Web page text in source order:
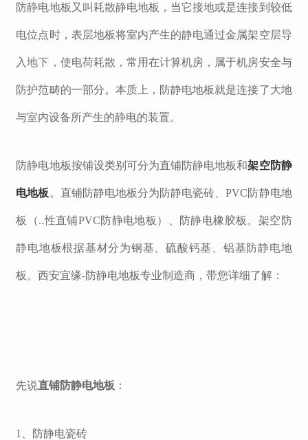
防静电地板又叫耗散静电地板，当它接地或是连接到较低
电位点时，表层地板将室内产生的静电通过金属架空层导
入地下，使电荷耗散，常用在计算机房，属于机房安全与
防护范畴的一部分。本质上，防静电地板就是连接了大地
与室内设备所产生的静电的装置。
防静电地板按铺设类别可分为直铺防静电地板和架空防静
电地板 。直铺防静电地板分为防静电瓷砖、PVC防静电地
板（..性直铺PVC防静电地板）、防静电橡胶板。架空防
静电地板根据基材分为钢基、硫酸钙基、铝基防静电地
板。西安宜缘-防静电地板专业制造商，带您详细了解：
先说直铺防静电地板 ：
1 、防静电瓷砖